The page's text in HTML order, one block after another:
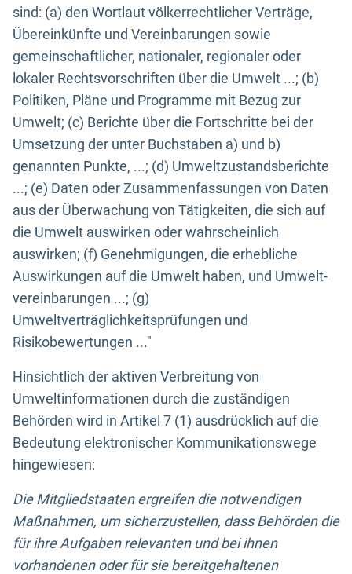
sind: (a) den Wortlaut völkerrechtlicher Verträge,
Übereinkünfte und Vereinbarungen sowie
gemeinschaftlicher, nationaler, regionaler oder
lokaler Rechtsvorschriften über die Umwelt ...; (b)
Politiken, Pläne und Programme mit Bezug zur
Umwelt; (c) Berichte über die Fortschritte bei der
Umsetzung der unter Buchstaben a) und b)
genannten Punkte, ...; (d) Umweltzustandsberichte
...; (e) Daten oder Zusammenfassungen von Daten
aus der Überwachung von Tätigkeiten, die sich auf
die Umwelt auswirken oder wahrscheinlich
auswirken; (f) Genehmigungen, die erhebliche
Auswirkungen auf die Umwelt haben, und Umwelt-
vereinbarungen ...; (g)
Umweltverträglichkeitsprüfungen und
Risikobewertungen ..."
Hinsichtlich der aktiven Verbreitung von
Umweltinformationen durch die zuständigen
Behörden wird in Artikel 7 (1) ausdrücklich auf die
Bedeutung elektronischer Kommunikationswege
hingewiesen:
Die Mitgliedstaaten ergreifen die notwendigen
Maßnahmen, um sicherzustellen, dass Behörden die
für ihre Aufgaben relevanten und bei ihnen
vorhandenen oder für sie bereitgehaltenen